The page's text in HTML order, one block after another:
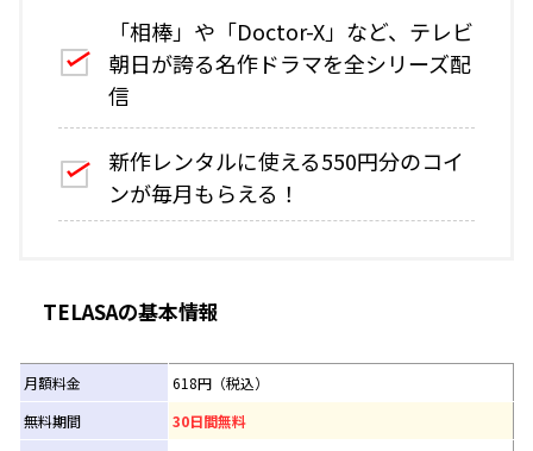
「相棒」や「Doctor-X」など、テレビ
朝日が誇る名作ドラマを全シリーズ配
信
新作レンタルに使える550円分のコイ
ンが毎月もらえる！
TELASAの基本情報
月額料金
618円（税込）
無料期間
30日間無料